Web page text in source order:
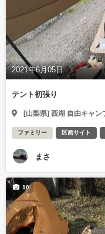
2021年6月05日
テント初張り
[山梨県] 西湖 自由キャン
ファミリー 区画サイト
まさ
10